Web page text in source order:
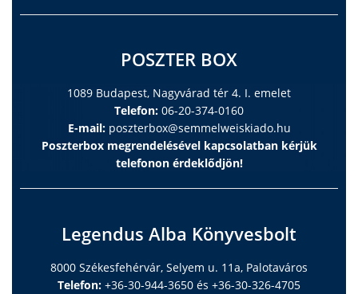
POSZTER BOX
1089 Budapest, Nagyvárad tér 4. I. emelet
Telefon: 06-20-374-0160
E-mail: poszterbox@semmelweiskiado.hu
Poszterbox megrendelésével kapcsolatban kérjük
telefonon érdeklődjön!
Legendus Alba Könyvesbolt
8000 Székesfehérvár, Selyem u. 11a, Palotaváros
Telefon: +36-30-944-3650 és +36-30-326-4705